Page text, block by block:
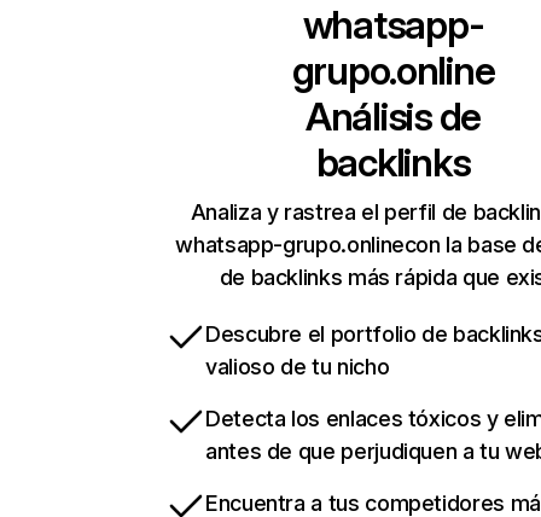
whatsapp-
grupo.online
Análisis de
backlinks
Analiza y rastrea el perfil de
whatsapp-grupo.onlinecon la base
de backlinks más rápida que
Descubre el portfolio de
valioso de tu nicho
Detecta los enlaces tóxicos y
antes de que perjudiquen a tu
Encuentra a tus competidores